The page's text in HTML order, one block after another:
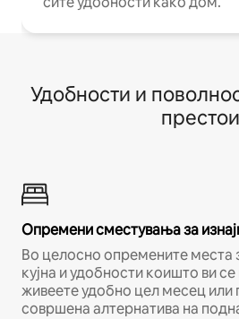
Удобности и
престои
Опремени сместувања за
Во целосно опремените места
кујна и удобности коишто ви
живеете удобно цел месец или
совршена алтернатива на